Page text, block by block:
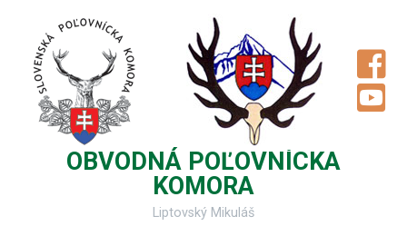
OBVODNÁ POĽOVNÍCKA
KOMORA
Liptovský Mikuláš